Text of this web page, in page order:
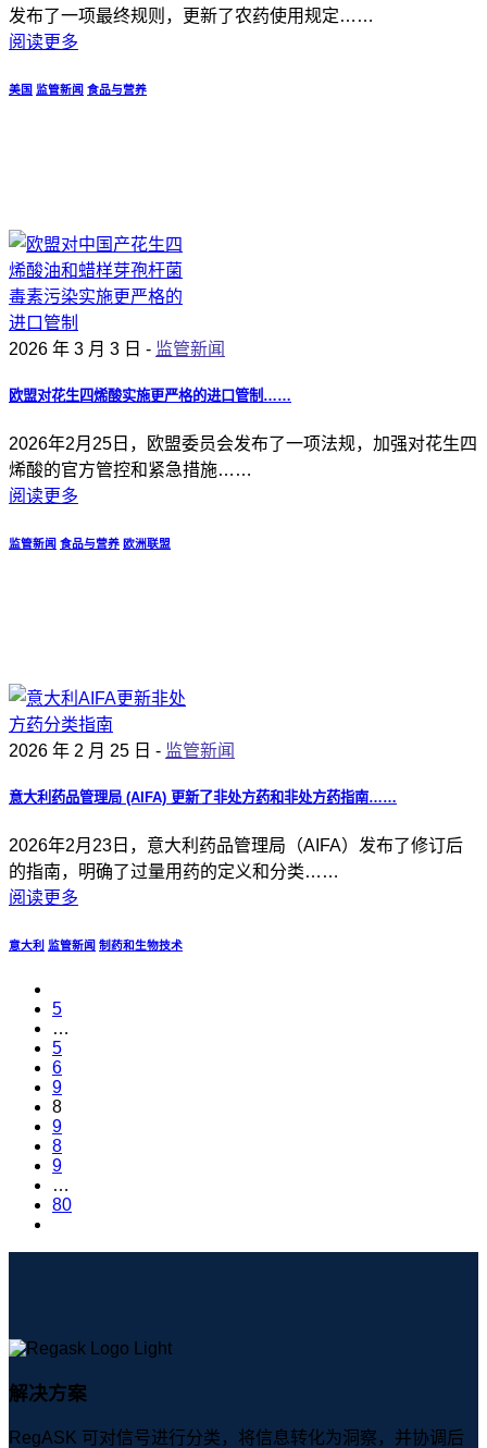
发布了一项最终规则，更新了农药使用规定……
阅读更多
美国 监管新闻 食品与营养
2026 年 3 月 3 日 - 监管新闻
欧盟对花生四烯酸实施更严格的进口管制……
2026年2月25日，欧盟委员会发布了一项法规，加强对花生四
烯酸的官方管控和紧急措施……
阅读更多
监管新闻 食品与营养 欧洲联盟
2026 年 2 月 25 日 - 监管新闻
意大利药品管理局 (AIFA) 更新了非处方药和非处方药指南……
2026年2月23日，意大利药品管理局（AIFA）发布了修订后
的指南，明确了过量用药的定义和分类……
阅读更多
意大利 监管新闻 制药和生物技术
5
…
5
6
9
8
9
8
9
…
80
解决方案
RegASK 可对信号进行分类，将信息转化为洞察，并协调后